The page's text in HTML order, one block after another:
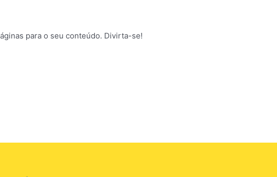
para o seu conteúdo. Divirta-se!